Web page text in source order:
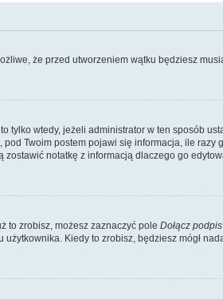
że przed utworzeniem wątku będziesz
wtedy, jeżeli administrator w ten sposób
Twoim postem pojawi się informacja, ile razy
notatkę z informacją dlaczego go
to zrobisz, możesz zaznaczyć pole Dołącz podpis
Kiedy to zrobisz, będziesz mógł